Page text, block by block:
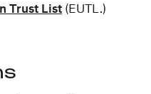
Trust List (EUTL.)